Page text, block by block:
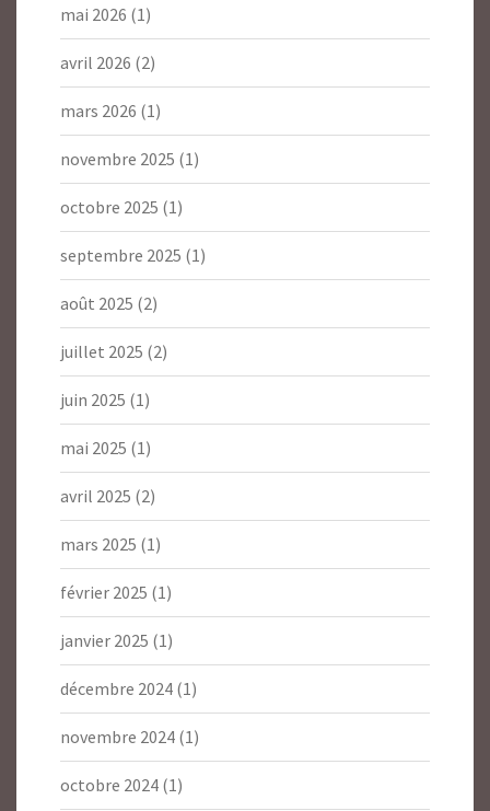
mai 2026 (1)
avril 2026 (2)
mars 2026 (1)
novembre 2025 (1)
octobre 2025 (1)
septembre 2025 (1)
août 2025 (2)
juillet 2025 (2)
juin 2025 (1)
mai 2025 (1)
avril 2025 (2)
mars 2025 (1)
février 2025 (1)
janvier 2025 (1)
décembre 2024 (1)
novembre 2024 (1)
octobre 2024 (1)